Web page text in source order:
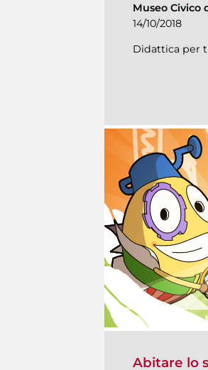
Museo Civico
14/10/2018
Didattica per
Abitare lo